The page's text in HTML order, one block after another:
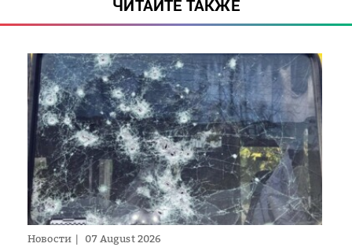
ЧИТАЙТЕ ТАКЖЕ
Новости 07 August 2026